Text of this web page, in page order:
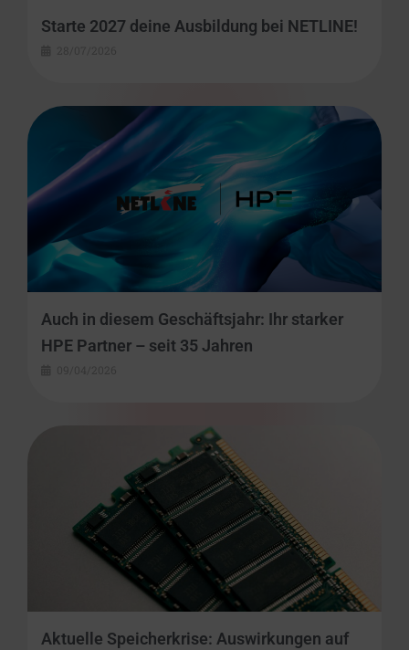
Starte 2027 deine Ausbildung bei NETLINE!
Auch in diesem Geschäftsjahr: Ihr starker
HPE Partner – seit 35 Jahren
Aktuelle Speicherkrise: Auswirkungen auf